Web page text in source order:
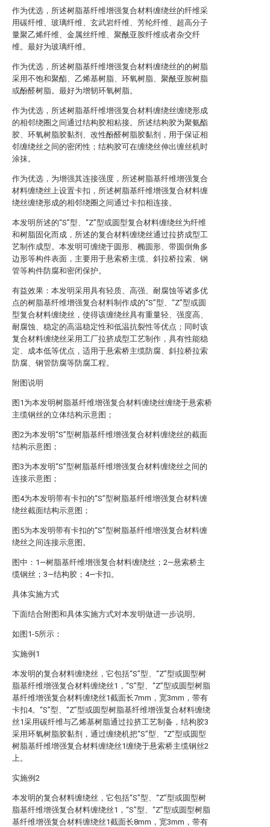
作为优选，所述树脂基纤维增强复合材料缠绕丝的纤维采
用碳纤维、玻璃纤维、玄武岩纤维、芳纶纤维、超高分子
量聚乙烯纤维、金属丝纤维、聚酰亚胺纤维或者杂交纤
维。最好为玻璃纤维。
作为优选，所述树脂基纤维增强复合材料缠绕丝的的树脂
采用不饱和聚酯、乙烯基树脂、环氧树脂、聚酰亚胺树脂
或酚醛树脂。最好为增韧环氧树脂。
作为优选，所述树脂基纤维增强复合材料缠绕丝缠绕形成
的相邻绕圈之间通过结构胶相粘接。所述结构胶为聚氨酯
胶、环氧树脂胶黏剂、改性酚醛树脂胶黏剂，用于保证相
邻缠绕丝之间的密闭性；结构胶可在缠绕丝伸出缠丝机时
涂抹。
作为优选，为增强其连接强度，所述树脂基纤维增强复合
材料缠绕丝上设置卡扣，所述树脂基纤维增强复合材料缠
绕丝缠绕形成的相邻绕圈之间通过卡扣相连接。
本发明所述的“S”型、“Z”型或圆型复合材料缠绕丝为纤维
和树脂固化而成，所述的复合材料缠绕丝通过拉挤成型工
艺制作成型。本发明可缠绕于圆形、椭圆形、带圆倒角多
边形等构件表面，主要用于悬索桥主缆、斜拉桥拉索、钢
管等构件防腐和密闭保护。
有益效果：本发明采用具有轻质、高强、耐腐蚀等诸多优
点的树脂基纤维增强复合材料制作成的“S”型、“Z”型或圆
型复合材料缠绕丝，使得该缠绕丝具有重量轻、强度高、
耐腐蚀、稳定的高温稳定性和低温抗裂性等优点；同时该
复合材料缠绕丝采用工厂拉挤成型工艺制作，具有性能稳
定、成本低等优点，适用于悬索桥主缆防腐、斜拉桥拉索
防腐、钢管防腐等防腐工程。
附图说明
图1为本发明树脂基纤维增强复合材料缠绕丝缠绕于悬索桥
主缆钢丝的立体结构示意图；
图2为本发明“S”型树脂基纤维增强复合材料缠绕丝的截面
结构示意图；
图3为本发明“S”型树脂基纤维增强复合材料缠绕丝之间的
连接示意图；
图4为本发明带有卡扣的“S”型树脂基纤维增强复合材料缠
绕丝截面结构示意图；
图5为本发明带有卡扣的“S”型树脂基纤维增强复合材料缠
绕丝之间连接示意图。
图中：1—树脂基纤维增强复合材料缠绕丝；2—悬索桥主
缆钢丝；3—结构胶；4—卡扣。
具体实施方式
下面结合附图和具体实施方式对本发明做进一步说明。
如图1-5所示：
实施例1
本发明的复合材料缠绕丝，它包括“S”型、“Z”型或圆型树
脂基纤维增强复合材料缠绕丝1，“S”型、“Z”型或圆型树脂
基纤维增强复合材料缠绕丝1截面长7mm，宽3mm，带有
卡扣4。“S”型、“Z”型或圆型树脂基纤维增强复合材料缠绕
丝1采用碳纤维与乙烯基树脂通过拉挤工艺制备，结构胶3
采用环氧树脂胶黏剂，通过缠绕机把“S”型、“Z”型或圆型
树脂基纤维增强复合材料缠绕丝1缠绕于悬索桥主缆钢丝2
上。
实施例2
本发明的复合材料缠绕丝，它包括“S”型、“Z”型或圆型树
脂基纤维增强复合材料缠绕丝1，“S”型、“Z”型或圆型树脂
基纤维增强复合材料缠绕丝1截面长8mm，宽3mm，带有